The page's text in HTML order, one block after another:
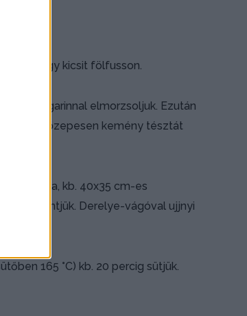
hogy egy kicsit fölfusson.
a margarinnal elmorzsoljuk. Ezután
közepesen kemény tésztát
kb. 40x35 cm-es
behintjük. Derelye-vágóval ujjnyi
165 °C) kb. 20 percig sütjük.